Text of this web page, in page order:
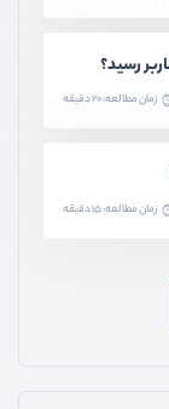
زمان مطالعه: 20 دقیقه
زمان مطالعه: 15 دقیقه